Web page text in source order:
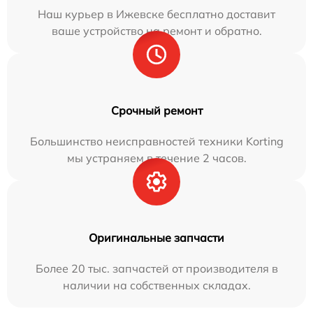
Наш курьер в Ижевске бесплатно доставит
ваше устройство на ремонт и обратно.
Срочный ремонт
Большинство неисправностей техники Korting
мы устраняем в течение 2 часов.
Оригинальные запчасти
Более 20 тыс. запчастей от производителя в
наличии на собственных складах.